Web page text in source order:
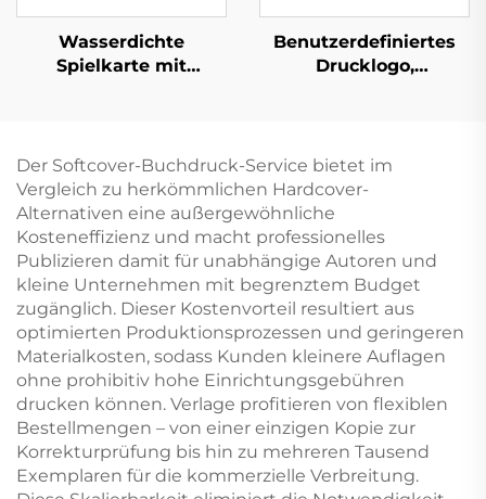
Wasserdichte
Spielkarte mit
Kunststoff,
benutzerdefinierte
Pokerspielkarte
Benutzerdefiniertes
Drucklogo,
Pokerset, Spielkarte
mit Schachtel
Der Softcover-Buchdruck-Service bietet im
Vergleich zu herkömmlichen Hardcover-
Alternativen eine außergewöhnliche
Kosteneffizienz und macht professionelles
Publizieren damit für unabhängige Autoren und
kleine Unternehmen mit begrenztem Budget
zugänglich. Dieser Kostenvorteil resultiert aus
optimierten Produktionsprozessen und geringeren
Materialkosten, sodass Kunden kleinere Auflagen
ohne prohibitiv hohe Einrichtungsgebühren
drucken können. Verlage profitieren von flexiblen
Bestellmengen – von einer einzigen Kopie zur
Korrekturprüfung bis hin zu mehreren Tausend
Exemplaren für die kommerzielle Verbreitung.